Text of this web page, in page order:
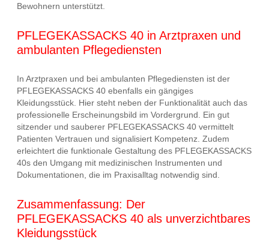
Bewohnern unterstützt.
PFLEGEKASSACKS 40 in Arztpraxen und
ambulanten Pflegediensten
In Arztpraxen und bei ambulanten Pflegediensten ist der
PFLEGEKASSACKS 40 ebenfalls ein gängiges
Kleidungsstück. Hier steht neben der Funktionalität auch das
professionelle Erscheinungsbild im Vordergrund. Ein gut
sitzender und sauberer PFLEGEKASSACKS 40 vermittelt
Patienten Vertrauen und signalisiert Kompetenz. Zudem
erleichtert die funktionale Gestaltung des PFLEGEKASSACKS
40s den Umgang mit medizinischen Instrumenten und
Dokumentationen, die im Praxisalltag notwendig sind.
Zusammenfassung: Der
PFLEGEKASSACKS 40 als unverzichtbares
Kleidungsstück